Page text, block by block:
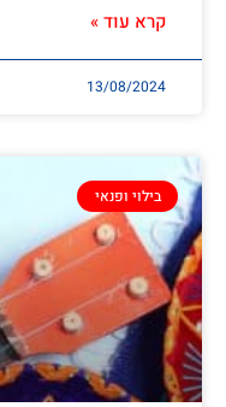
קרא עוד »
13/08/2024
בילוי ופנאי